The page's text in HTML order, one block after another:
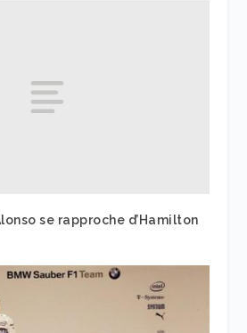
se rapproche d’Hamilton